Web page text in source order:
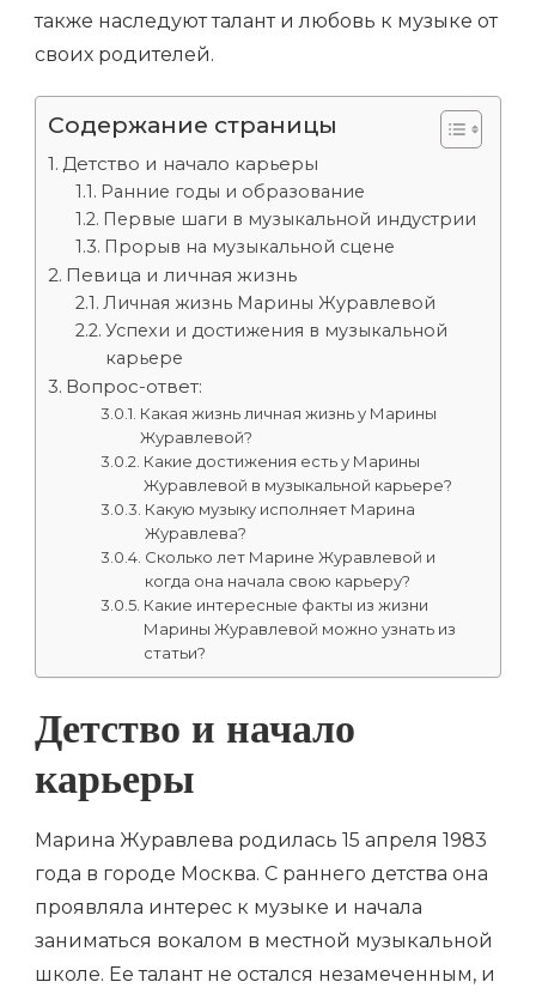
также наследуют талант и любовь к музыке от
своих родителей.
Содержание страницы
Детство и начало карьеры
Ранние годы и образование
Первые шаги в музыкальной индустрии
Прорыв на музыкальной сцене
Певица и личная жизнь
Личная жизнь Марины Журавлевой
Успехи и достижения в музыкальной
карьере
Вопрос-ответ:
Какая жизнь личная жизнь у Марины
Журавлевой?
Какие достижения есть у Марины
Журавлевой в музыкальной карьере?
Какую музыку исполняет Марина
Журавлева?
Сколько лет Марине Журавлевой и
когда она начала свою карьеру?
Какие интересные факты из жизни
Марины Журавлевой можно узнать из
статьи?
Детство и начало
карьеры
Марина Журавлева родилась 15 апреля 1983
года в городе Москва. С раннего детства она
проявляла интерес к музыке и начала
заниматься вокалом в местной музыкальной
школе. Ее талант не остался незамеченным, и